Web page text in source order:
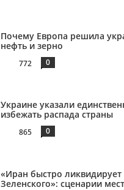
Почему Европа решила
нефть и зерно
772 0
Украине указали
избежать распада страны
865 0
«Иран быстро ликвидирует
Зеленского»: сценарии